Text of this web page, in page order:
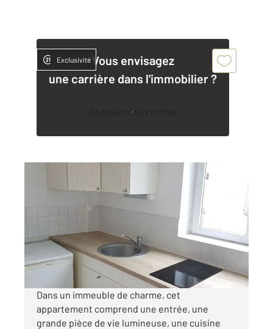
Vous envisagez
une carrière dans l'immobilier ?
Découvrir nos offres
Exclusivité
30,50 m , 1 pièce
479 €
par mois charges comprises
Dans un immeuble de charme, cet
appartement comprend une entrée, une
grande pièce de vie lumineuse, une cuisine